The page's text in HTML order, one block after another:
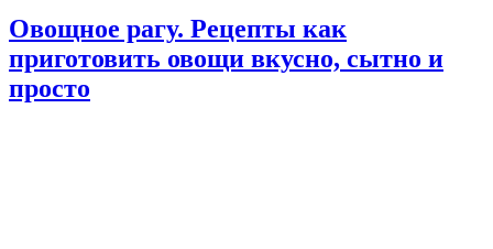
Овощное рагу. Рецепты как
приготовить овощи вкусно, сытно и
просто